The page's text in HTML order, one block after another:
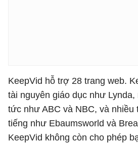
KeepVid hỗ trợ 28 trang web.
tài nguyên giáo dục như Lynda,
tức như ABC và NBC, và nhiều
tiếng như Ebaumsworld và
KeepVid không còn cho phép